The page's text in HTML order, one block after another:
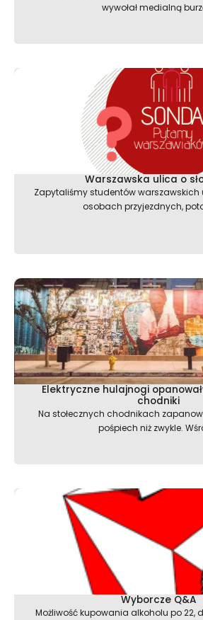
wywołał medialną
Warszawska ulica o
Zapytaliśmy studentów warszawskich
osobach przyjezdnych,
Elektryczne hulajnogi
chodniki
Na stołecznych chodnikach
pośpiech niż zwykle.
Wyborcze Q&A
Możliwość kupowania alkoholu po 22,